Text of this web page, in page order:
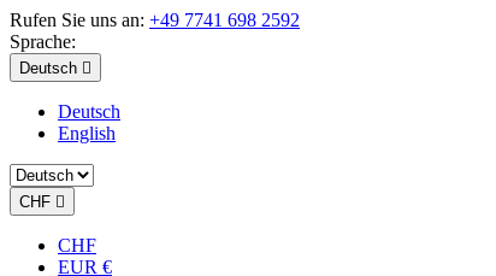
Rufen Sie uns an: +49 7741 698 2592
Sprache:
Deutsch 
Deutsch
English
CHF 
CHF
EUR €